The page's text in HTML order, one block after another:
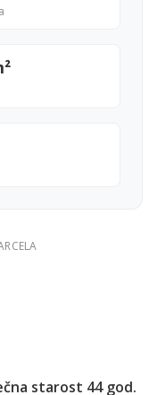
starost 44 god.